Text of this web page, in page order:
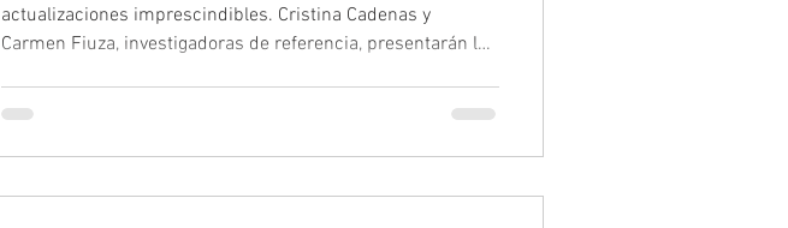
actualizaciones imprescindibles. Cristina Cadenas y
Carmen Fiuza, investigadoras de referencia, presentarán los
sanitario que necesitan diseñar, prescribir o supervisar